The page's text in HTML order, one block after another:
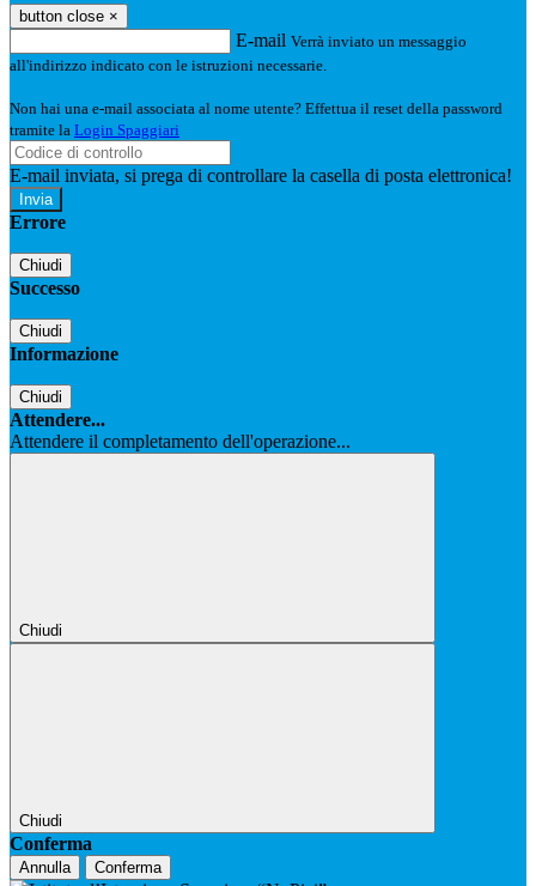
button close ×
E-mail Verrà inviato un messaggio
all'indirizzo indicato con le istruzioni necessarie.
Non hai una e-mail associata al nome utente? Effettua il reset della password
tramite la Login Spaggiari
E-mail inviata, si prega di controllare la casella di posta elettronica!
Errore
Chiudi
Successo
Chiudi
Informazione
Chiudi
Attendere...
Attendere il completamento dell'operazione...
Chiudi
Chiudi
Conferma
Annulla Conferma